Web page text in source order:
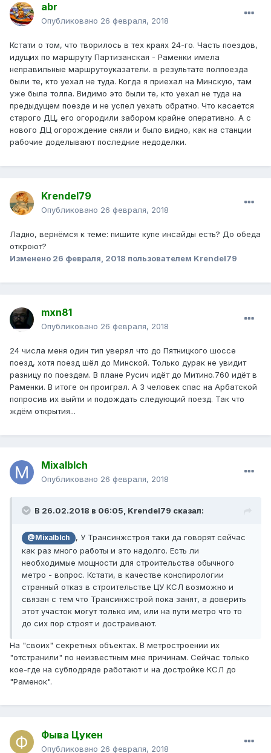
abr
Опубликовано 26 февраля, 2018
Кстати о том, что творилось в тех краях 24-го. Часть поездов,
идущих по маршруту Партизанская - Раменки имела
неправильные маршрутоуказатели. в результате полпоезда
были те, кто уехал не туда. Когда я приехал на Минскую, там
уже была толпа. Видимо это были те, кто уехал не туда на
предыдущем поезде и не успел уехать обратно. Что касается
старого ДЦ, его огородили забором крайне оперативно. А с
нового ДЦ огорождение сняли и было видно, как на станции
рабочие доделывают последние недоделки.
Krendel79
Опубликовано 26 февраля, 2018
Ладно, вернёмся к теме: пишите купе инсайды есть? До обеда
откроют?
Изменено 26 февраля, 2018 пользователем Krendel79
mxn81
Опубликовано 26 февраля, 2018
24 числа меня один тип уверял что до Пятницкого шоссе
поезд, хотя поезд шёл до Минской. Только дурак не увидит
разницу по поездам. В плане Русич идёт до Митино.760 идёт в
Раменки. В итоге он проиграл. А 3 человек спас на Арбатской
попросив их выйти и подождать следующий поезд. Так что
ждём открытия...
Mixalblch
Опубликовано 26 февраля, 2018
В 26.02.2018 в 06:05, Krendel79 сказал:
@Mixalblch
, У Трансинжстроя таки да говорят сейчас
как раз много работы и это надолго. Есть ли
необходимые мощности для строительства обычного
метро - вопрос. Кстати, в качестве конспирологии
странный отказ в строительстве ЦУ КСЛ возможно и
связан с тем что Трансинжстрой пока занят, а доверить
этот участок могут только им, или на пути метро что то
до сих пор строят и достраивают.
На "своих" секретных объектах. В метростроении их
"отстранили" по неизвестным мне причинам. Сейчас только
кое-где на субподряде работают и на достройке КСЛ до
"Раменок".
Фыва Цукен
Опубликовано 26 февраля, 2018